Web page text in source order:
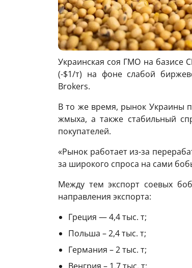
Украинская соя ГМО на базисе
(-$1/т) на фоне слабой
Brokers.
В то же время, рынок Украины
жмыха, а также стабильный
покупателей.
«Рынок работает из-за
за широкого спроса на сами
Между тем экспорт соевых
направления экспорта:
Греция — 4,4 тыс. т;
Польша – 2,4 тыс. т;
Германия – 2 тыс. т;